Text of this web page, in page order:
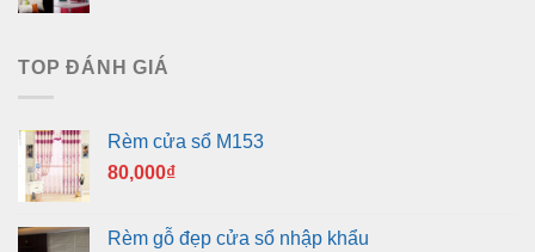
TOP ĐÁNH GIÁ
Rèm cửa sổ M153
80,000₫
Rèm gỗ đẹp cửa sổ nhập khẩu